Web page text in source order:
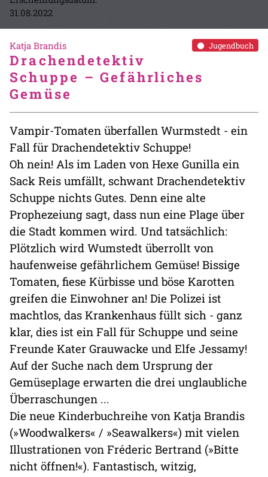
31.08.2022
Jugendbuch
Katja Brandis
Drachendetektiv
Schuppe – Gefährliches
Gemüse
Vampir-Tomaten überfallen Wurmstedt - ein
Fall für Drachendetektiv Schuppe!
Oh nein! Als im Laden von Hexe Gunilla ein
Sack Reis umfällt, schwant Drachendetektiv
Schuppe nichts Gutes. Denn eine alte
Prophezeiung sagt, dass nun eine Plage über
die Stadt kommen wird. Und tatsächlich:
Plötzlich wird Wumstedt überrollt von
haufenweise gefährlichem Gemüse! Bissige
Tomaten, fiese Kürbisse und böse Karotten
greifen die Einwohner an! Die Polizei ist
machtlos, das Krankenhaus füllt sich - ganz
klar, dies ist ein Fall für Schuppe und seine
Freunde Kater Grauwacke und Elfe Jessamy!
Auf der Suche nach dem Ursprung der
Gemüseplage erwarten die drei unglaubliche
Überraschungen ...
Die neue Kinderbuchreihe von Katja Brandis
(»Woodwalkers« / »Seawalkers«) mit vielen
Illustrationen von Fréderic Bertrand (»Bitte
nicht öffnen!«). Fantastisch, witzig,